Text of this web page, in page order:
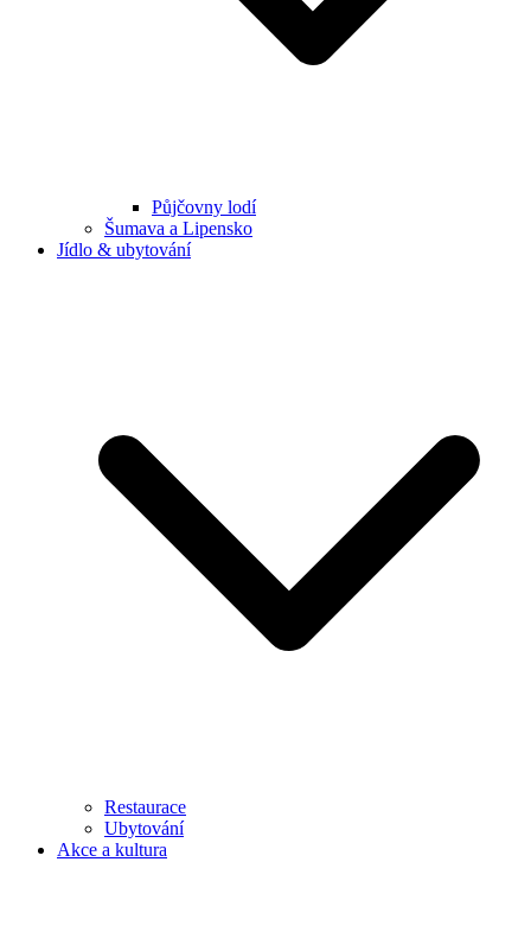
Půjčovny lodí
Šumava a Lipensko
Jídlo & ubytování
Restaurace
Ubytování
Akce a kultura